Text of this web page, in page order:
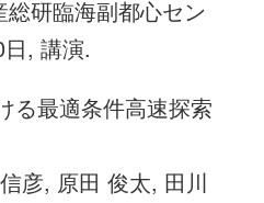
研臨海副都心セン
, 講演.
る最適条件高速探索
彦, 原田 俊太, 田川